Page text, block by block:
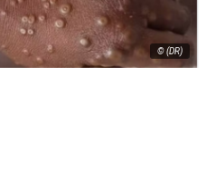
© (DR)